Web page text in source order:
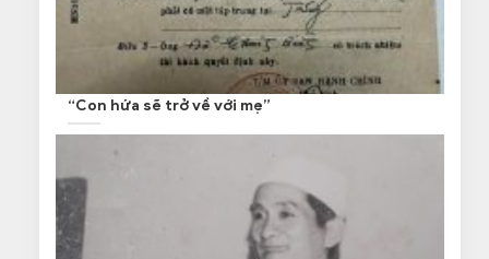
“Con hứa sẽ trở về với mẹ”